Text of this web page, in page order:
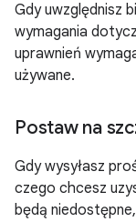
Gdy uwzględnisz
wymagania
uprawnień
używane.
Postaw na
Gdy wysyłasz
czego chcesz
będą